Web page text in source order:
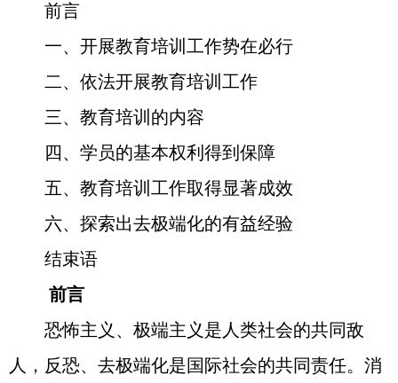
前言
一、开展教育培训工作势在必行
二、依法开展教育培训工作
三、教育培训的内容
四、学员的基本权利得到保障
五、教育培训工作取得显著成效
六、探索出去极端化的有益经验
结束语
前言
恐怖主义、极端主义是人类社会的共同敌
人，反恐、去极端化是国际社会的共同责任。消